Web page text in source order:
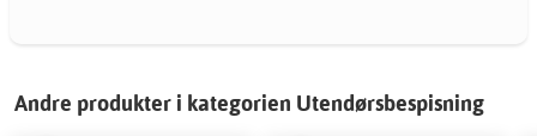
Andre produkter i kategorien Utendørsbespisning